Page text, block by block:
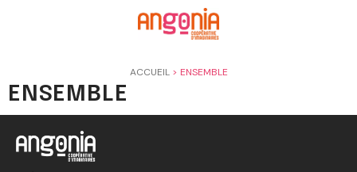
ACCUEIL> ENSEMBLE
ENSEMBLE